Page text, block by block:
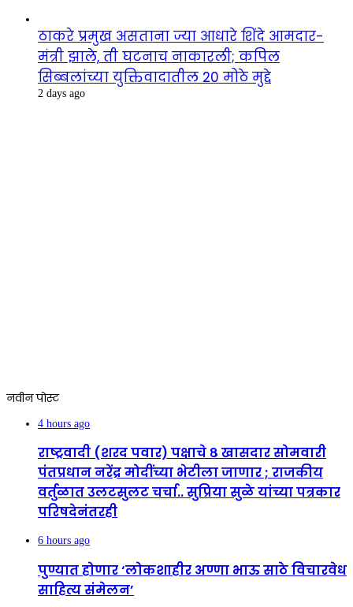
ठाकरे प्रमुख असताना ज्या आधारे शिंदे आमदार-
मंत्री झाले, ती घटनाच नाकारली; कपिल
सिब्बलांच्या युक्तिवादातील 20 मोठे मुद्दे
2 days ago
नवीन पोस्ट
4 hours ago
राष्ट्रवादी (शरद पवार) पक्षाचे ८ खासदार सोमवारी
पंतप्रधान नरेंद्र मोदींच्या भेटीला जाणार ; राजकीय
वर्तुळात उलटसुलट चर्चा.. सुप्रिया सुळे यांच्या पत्रकार
परिषदेनंतरही
6 hours ago
पुण्यात होणार ‘लोकशाहीर अण्णा भाऊ साठे विचारवेध
साहित्य संमेलन’